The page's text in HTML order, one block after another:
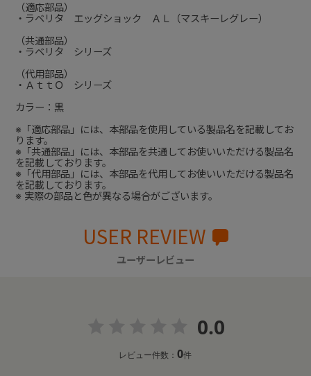
（適応部品）
・ラベリタ エッグショック ＡＬ（マスキーレグレー）
（共通部品）
・ラベリタ シリーズ
（代用部品）
・ＡｔｔＯ シリーズ
カラー：黒
※「適応部品」には、本部品を使用している製品名を記載してお
ります。
※「共通部品」には、本部品を共通してお使いいただける製品名
を記載しております。
※「代用部品」には、本部品を代用してお使いいただける製品名
を記載しております。
※ 実際の部品と色が異なる場合がございます。
USER REVIEW
ユーザーレビュー
0.0
レビュー件数：0件